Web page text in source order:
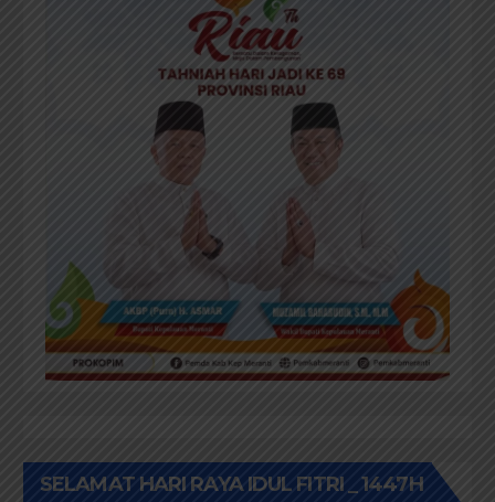
SELAMAT HARI RAYA IDUL FITRI _ 1447H